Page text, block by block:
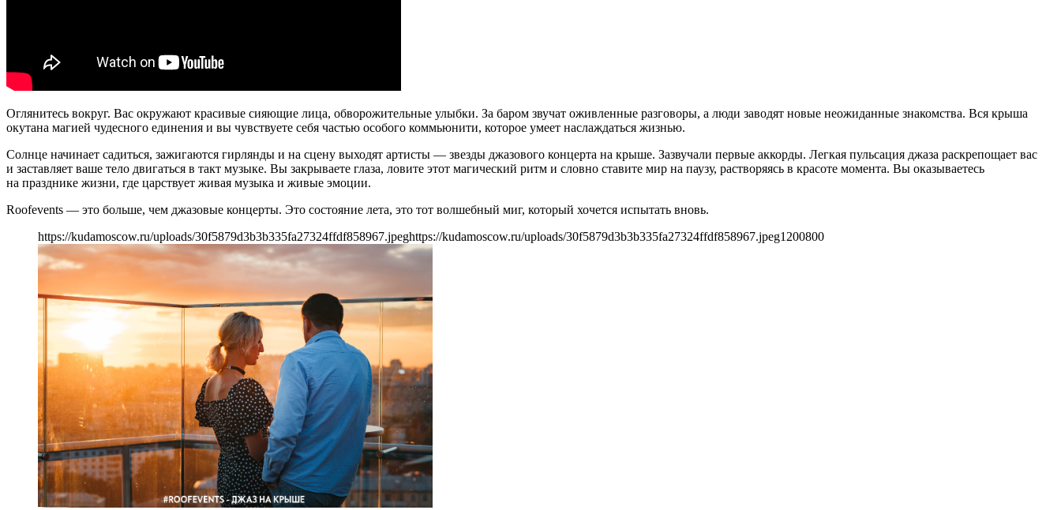
Оглянитесь вокруг. Вас окружают красивые сияющие лица, обворожительные улыбки. За баром звучат оживленные разговоры, а люди заводят новые неожиданные знакомства. Вся крыша
окутана магией чудесного единения и вы чувствуете себя частью особого коммьюнити, которое умеет наслаждаться жизнью.
Солнце начинает садиться, зажигаются гирлянды и на сцену выходят артисты — звезды джазового концерта на крыше. Зазвучали первые аккорды. Легкая пульсация джаза раскрепощает вас
и заставляет ваше тело двигаться в такт музыке. Вы закрываете глаза, ловите этот магический ритм и словно ставите мир на паузу, растворяясь в красоте момента. Вы оказываетесь
на празднике жизни, где царствует живая музыка и живые эмоции.
Roofevents — это больше, чем джазовые концерты. Это состояние лета, это тот волшебный миг, который хочется испытать вновь.
https://kudamoscow.ru/uploads/30f5879d3b3b335fa27324ffdf858967.jpeghttps://kudamoscow.ru/uploads/30f5879d3b3b335fa27324ffdf858967.jpeg1200800